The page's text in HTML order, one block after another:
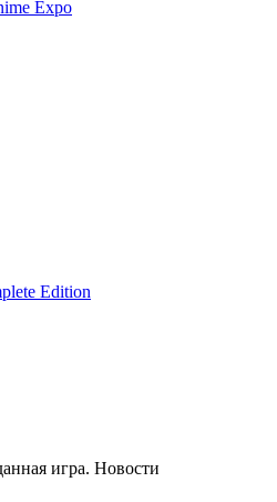
Expo
Edition
игра. Новости